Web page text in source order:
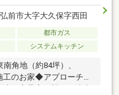
前市大字大久保字西田
都市ガス
システムキッチン
角地（約84坪）、
工のお家◆アプローチと